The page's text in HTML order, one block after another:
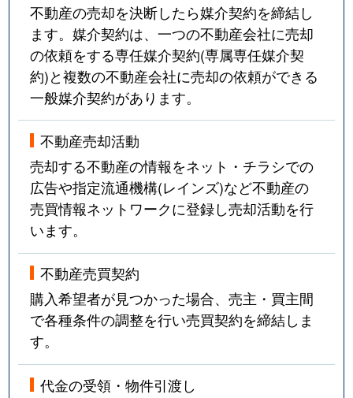
不動産の売却を決断したら媒介契約を締結し
ます。媒介契約は、一つの不動産会社に売却
の依頼をする専任媒介契約(専属専任媒介契
約)と複数の不動産会社に売却の依頼ができる
一般媒介契約があります。
不動産売却活動
売却する不動産の情報をネット・チラシでの
広告や指定流通機構(レインズ)など不動産の
売買情報ネットワークに登録し売却活動を行
います。
不動産売買契約
購入希望者が見つかった場合、売主・買主間
で各種条件の調整を行い売買契約を締結しま
す。
代金の受領・物件引渡し